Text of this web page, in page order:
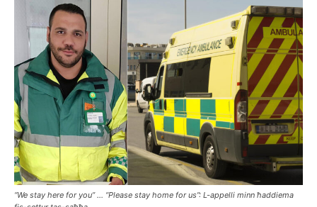
“We stay here for you” … “Please stay home for us”: L-appelli minn ħaddiema